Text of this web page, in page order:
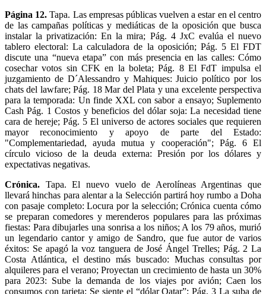
Página 12.Tapa. Las empresas públicas vuelven a estar en el centro
de las campañas políticas y mediáticas de la oposición que busca
instalar la privatización: En la mira; Pág. 4 JxC evalúa el nuevo
tablero electoral: La calculadora de la oposición; Pág. 5 El FDT
discute una “nueva etapa” con más presencia en las calles: Cómo
cosechar votos sin CFK en la boleta; Pág. 8 El FdT impulsa el
juzgamiento de D´Alessandro y Mahiques: Juicio político por los
chats del lawfare; Pág. 18 Mar del Plata y una excelente perspectiva
para la temporada: Un finde XXL con sabor a ensayo; Suplemento
Cash Pág. 1 Costos y beneficios del dólar soja: La necesidad tiene
cara de hereje; Pág. 5 El universo de actores sociales que requieren
mayor reconocimiento y apoyo de parte del Estado:
"Complementariedad, ayuda mutua y cooperación"; Pág. 6 El
círculo vicioso de la deuda externa: Presión por los dólares y
expectativas negativas.
Crónica. Tapa. El nuevo vuelo de Aerolíneas Argentinas que
llevará hinchas para alentar a la Selección partirá hoy rumbo a Doha
con pasaje completo: Locura por la selección; Crónica cuenta cómo
se preparan comedores y merenderos populares para las próximas
fiestas: Para dibujarles una sonrisa a los niños; A los 79 años, murió
un legendario cantor y amigo de Sandro, que fue autor de varios
éxitos: Se apagó la voz tanguera de José Ángel Trelles; Pág. 2 La
Costa Atlántica, el destino más buscado: Muchas consultas por
alquileres para el verano; Proyectan un crecimiento de hasta un 30%
para 2023: Sube la demanda de los viajes por avión; Caen los
consumos con tarjeta: Se siente el “dólar Qatar”: Pág. 3 La suba de